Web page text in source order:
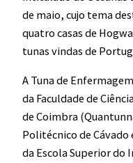
de maio, cujo tema
quatro casas de
tunas vindas de
A Tuna de
da Faculdade de
de Coimbra
Politécnico de Cávado
da Escola Superior do